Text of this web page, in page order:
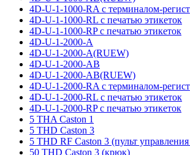
4D-U-1-1000-RA с терминалом-
4D-U-1-1000-RL с печатью этикеток
4D-U-1-1000-RP с печатью этикеток
4D-U-1-2000-A
4D-U-1-2000-A(RUEW)
4D-U-1-2000-AB
4D-U-1-2000-AB(RUEW)
4D-U-1-2000-RA с терминалом-
4D-U-1-2000-RL с печатью этикеток
4D-U-1-2000-RP с печатью этикеток
5 THA Caston 1
5 THD Caston 3
5 THD RF Caston 3 (пульт
50 THD Caston 3 (крюк)